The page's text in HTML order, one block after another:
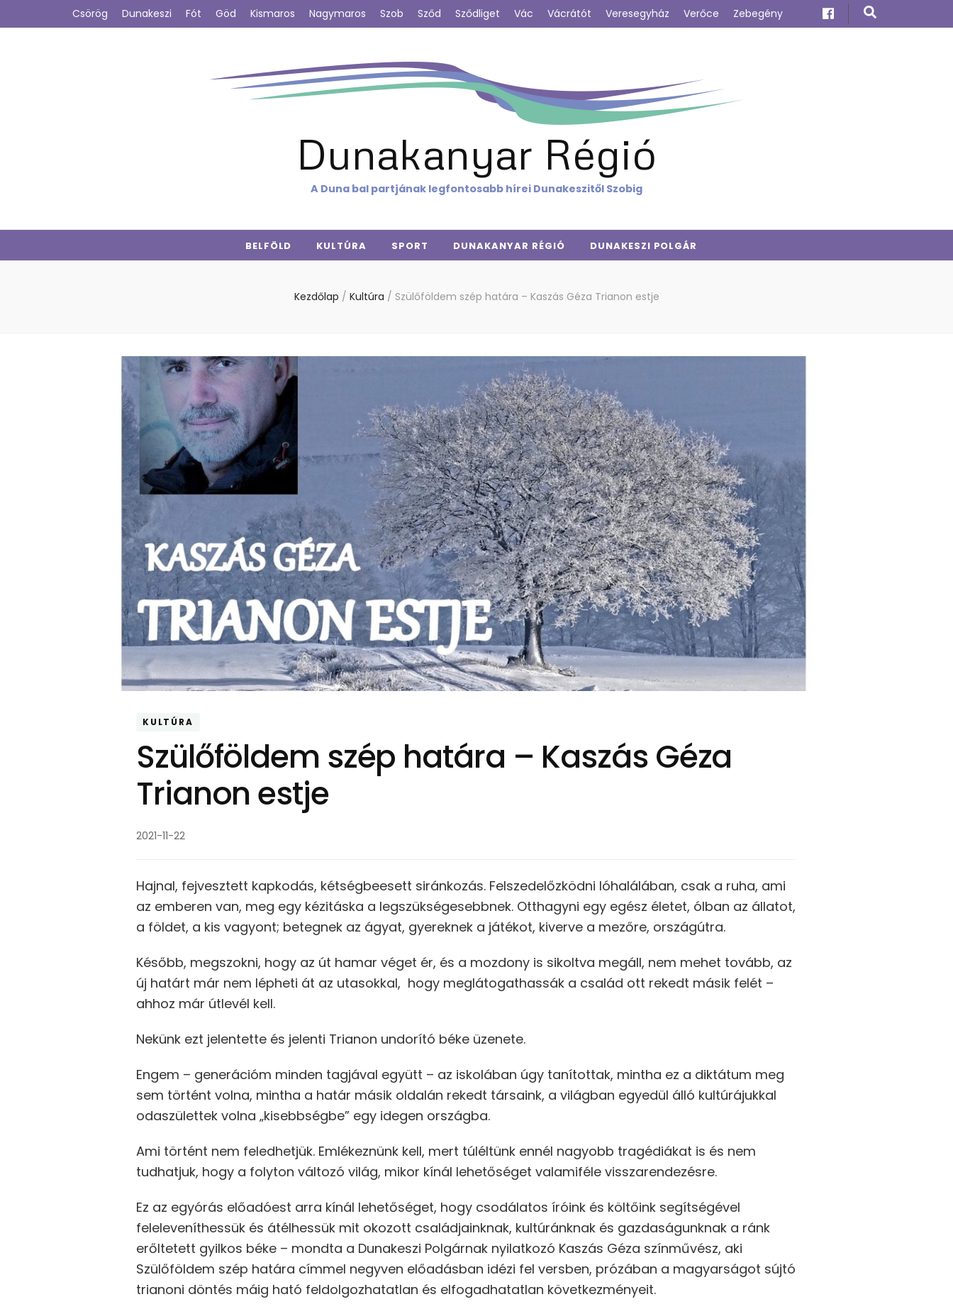
Csörög Dunakeszi Fót Göd Kismaros Nagymaros Szob Sződ Sződliget Vác Vácrátót Veresegyház Verőce Zebegény
Dunakanyar Régió
A Duna bal partjának legfontosabb hírei Dunakeszitől Szobig
BELFÖLD KULTÚRA SPORT DUNAKANYAR RÉGIÓ DUNAKESZI POLGÁR
Kezdőlap / Kultúra / Szülőföldem szép határa – Kaszás Géza Trianon estje
KULTÚRA
Szülőföldem szép határa – Kaszás Géza
Trianon estje
2021-11-22
Hajnal, fejvesztett kapkodás, kétségbeesett siránkozás. Felszedelőzködni lóhalálában, csak a ruha, ami
az emberen van, meg egy kézitáska a legszükségesebbnek. Otthagyni egy egész életet, ólban az állatot,
a földet, a kis vagyont; betegnek az ágyat, gyereknek a játékot, kiverve a mezőre, országútra.
Később, megszokni, hogy az út hamar véget ér, és a mozdony is sikoltva megáll, nem mehet tovább, az
új határt már nem lépheti át az utasokkal, hogy meglátogathassák a család ott rekedt másik felét –
ahhoz már útlevél kell.
Nekünk ezt jelentette és jelenti Trianon undorító béke üzenete.
Engem – generációm minden tagjával együtt – az iskolában úgy tanítottak, mintha ez a diktátum meg
sem történt volna, mintha a határ másik oldalán rekedt társaink, a világban egyedül álló kultúrájukkal
odaszülettek volna „kisebbségbe” egy idegen országba.
Ami történt nem feledhetjük. Emlékeznünk kell, mert túléltünk ennél nagyobb tragédiákat is és nem
tudhatjuk, hogy a folyton változó világ, mikor kínál lehetőséget valamiféle visszarendezésre.
Ez az egyórás előadóest arra kínál lehetőséget, hogy csodálatos íróink és költőink segítségével
feleleveníthessük és átélhessük mit okozott családjainknak, kultúránknak és gazdaságunknak a ránk
erőltetett gyilkos béke – mondta a Dunakeszi Polgárnak nyilatkozó Kaszás Géza színművész, aki
Szülőföldem szép határa címmel negyven előadásban idézi fel versben, prózában a magyarságot sújtó
trianoni döntés máig ható feldolgozhatatlan és elfogadhatatlan következményeit.